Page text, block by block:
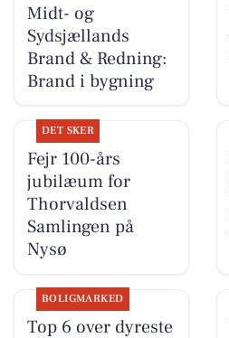
Midt- og
Sydsjællands
Brand & Redning:
Brand i bygning
DET SKER
Fejr 100-års
jubilæum for
Thorvaldsen
Samlingen på
Nysø
BOLIGMARKED
Top 6 over dyreste